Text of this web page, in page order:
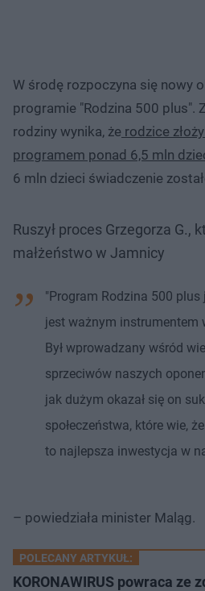
W środę rozpoczyna się nowy
programie "Rodzina 500 plus".
rodziny wynika, że rodzice
programem ponad 6,5 mln
6 mln dzieci świadczenie
Ruszył proces Grzegorza G.,
małżeństwo w Jamnicy
"Program Rodzina 500
jest ważnym instrumentem
Był wprowadzany wśród
sprzeciwów naszych
jak dużym okazał się on
społeczeństwa, które wie,
to najlepsza inwestycja w
– powiedziała minister Maląg.
POLECANY ARTYKUŁ:
KORONAWIRUS powraca ze